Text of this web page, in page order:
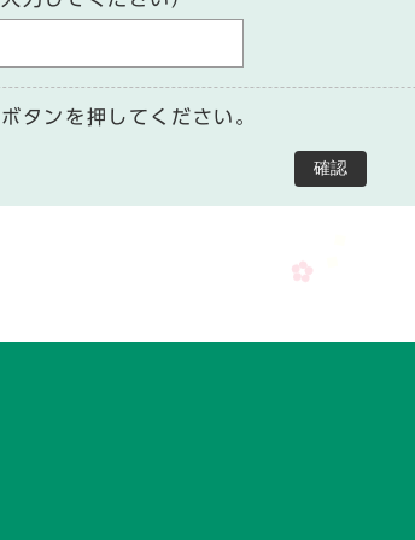
タンを押してください。
確認